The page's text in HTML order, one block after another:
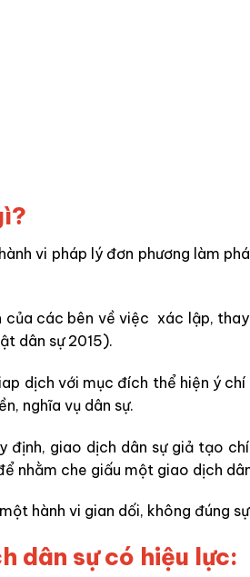
vi pháp lý đơn phương làm
của các bên về việc xác lập,
dân sự 2015).
dịch với mục đích thể hiện ý
nghĩa vụ dân sự.
định, giao dịch dân sự giả tạo
nhằm che giấu một giao dịch
hành vi gian dối, không đúng
dân sự có hiệu lực: